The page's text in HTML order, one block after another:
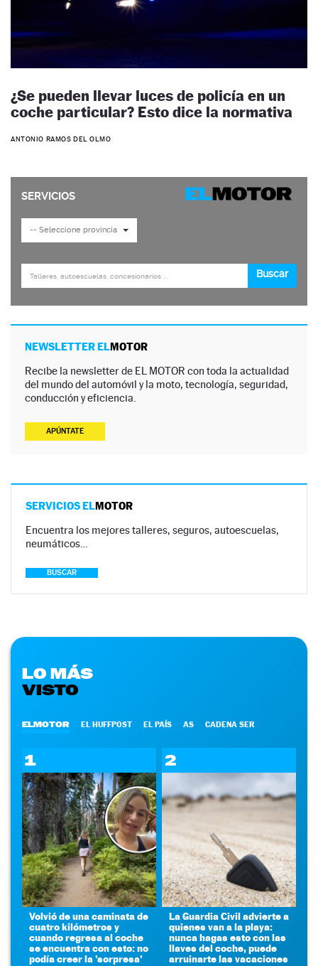
¿Se pueden llevar luces de policía en un
coche particular? Esto dice la normativa
ANTONIO RAMOS DEL OLMO
NEWSLETTER ELMOTOR
Recibe la newsletter de EL MOTOR con toda la actualidad
del mundo del automóvil y la moto, tecnología, seguridad,
conducción y eficiencia.
APÚNTATE
SERVICIOS ELMOTOR
Encuentra los mejores talleres, seguros, autoescuelas,
neumáticos…
BUSCAR
LO MÁS
VISTO
ELMOTOR EL HUFFPOST EL PAÍS AS CADENA SER
1
Volvió de una caminata de
cuatro kilómetros y
cuando regresa al coche
se encuentra con esto: no
podía creer la 'sorpresa'
2
La Guardia Civil advierte a
quienes van a la playa:
nunca hagas esto con las
llaves del coche, puede
arruinarte las vacaciones